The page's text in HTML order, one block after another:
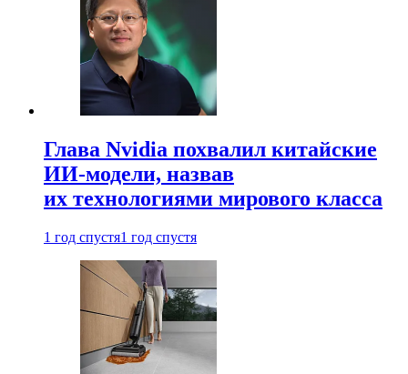
Глава Nvidia похвалил китайские
ИИ-модели, назвав
их технологиями мирового класса
1 год спустя1 год спустя